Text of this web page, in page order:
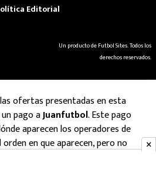
Editorial
Un producto de Futbol Sites. Todos los
derechos reservados.
ofertas presentadas en esta
pago aJuanfutbol. Este pago
aparecen los operadores de
en que aparecen, pero no